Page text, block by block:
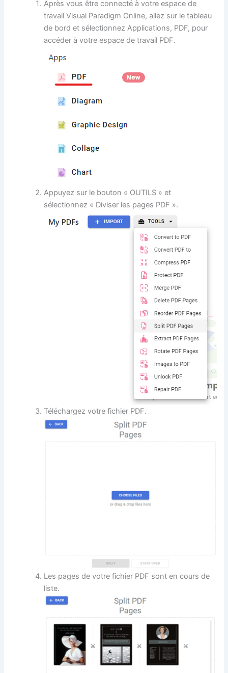
Après vous être connecté à votre espace de
travail Visual Paradigm Online, allez sur le tableau
de bord et sélectionnez Applications, PDF, pour
accéder à votre espace de travail PDF.
Appuyez sur le bouton « OUTILS » et
sélectionnez « Diviser les pages PDF ».
Téléchargez votre fichier PDF.
Les pages de votre fichier PDF sont en cours de
liste.